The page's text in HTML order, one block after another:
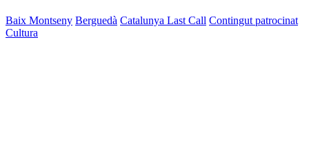
Baix Montseny Berguedà Catalunya Last Call Contingut patrocinat
Cultura